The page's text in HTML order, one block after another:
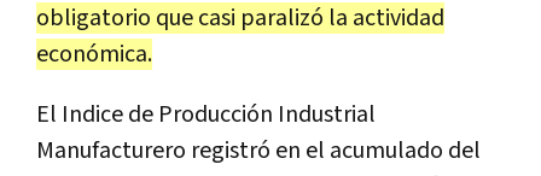
obligatorio que casi paralizó la actividad
económica.
El Indice de Producción Industrial
Manufacturero registró en el acumulado del